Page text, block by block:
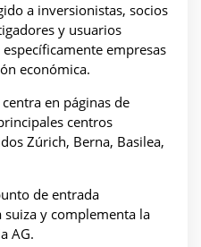
a inversionistas, socios
y usuarios
empresas
económica.
en páginas de
centros
Zúrich, Berna, Basilea,
de entrada
y complementa la
AG.